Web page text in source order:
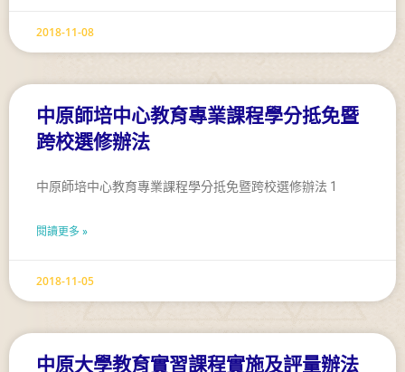
2018-11-08
中原師培中心教育專業課程學分抵免暨
跨校選修辦法
中原師培中心教育專業課程學分抵免暨跨校選修辦法 1
閱讀更多 »
2018-11-05
中原大學教育實習課程實施及評量辦法